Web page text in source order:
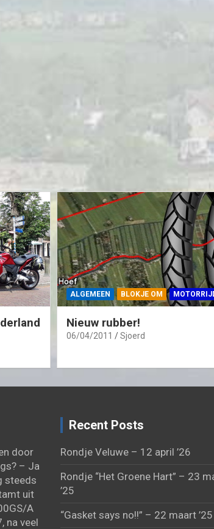
28/09/2023
ALGEMEEN BLOKJE OM
Nieuw rubber!
06/04/2011 Sjoerd
door
– Ja
steeds
uit
A
na veel
Recent Posts
Rondje Veluwe – 12 april ’26
Rondje “Het Groene Hart” – 23
’25
“Gasket says no!!” – 22 maart ’25